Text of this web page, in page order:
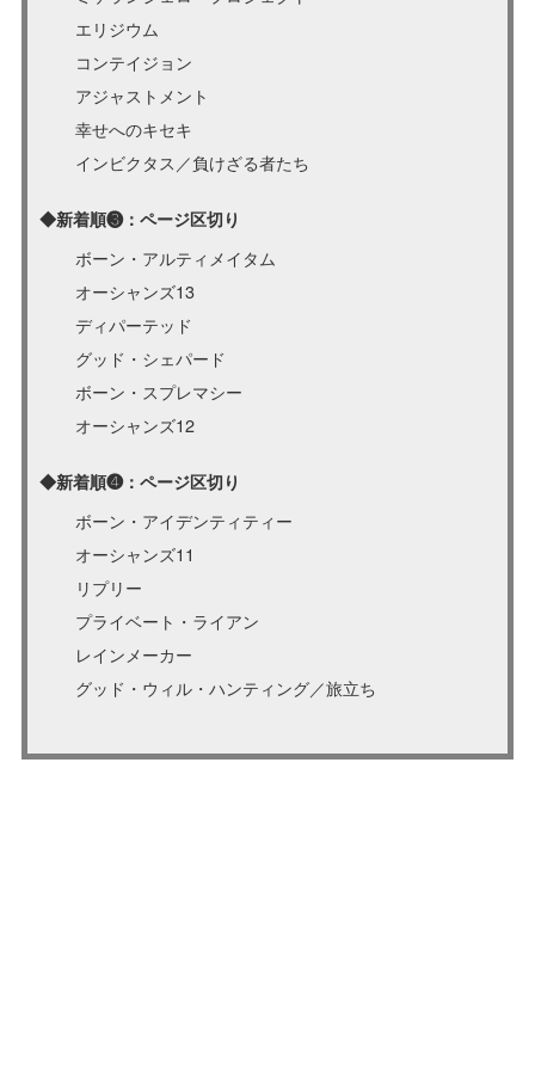
エリジウム
コンテイジョン
アジャストメント
幸せへのキセキ
インビクタス／負けざる者たち
◆新着順❸：ページ区切り
ボーン・アルティメイタム
オーシャンズ13
ディパーテッド
グッド・シェパード
ボーン・スプレマシー
オーシャンズ12
◆新着順❹：ページ区切り
ボーン・アイデンティティー
オーシャンズ11
リプリー
プライベート・ライアン
レインメーカー
グッド・ウィル・ハンティング／旅立ち